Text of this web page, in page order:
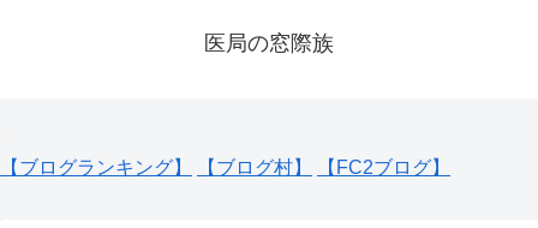
医局の窓際族
【ブログランキング】 【ブログ村】 【FC2ブログ】